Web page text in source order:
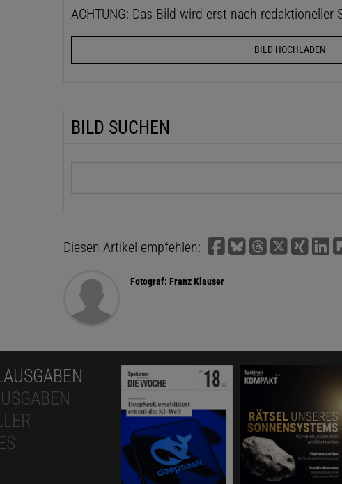
ACHTUNG: Das Bild wird erst nach
BILD HOCHLADEN
BILD SUCHEN
Diesen Artikel empfehlen:
Fotograf: Franz Klauser